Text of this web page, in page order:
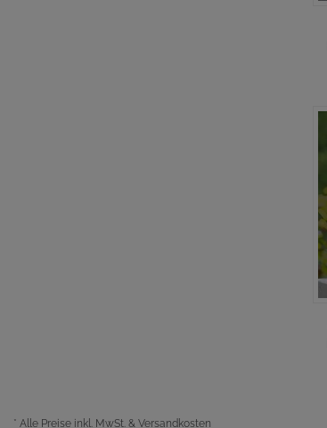
* Alle Preise inkl. MwSt. & Versandkosten